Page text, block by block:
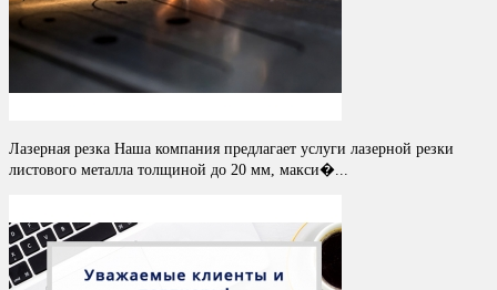
Лазерная резка Наша компания предлагает услуги лазерной резки
листового металла толщиной до 20 мм, макси�...